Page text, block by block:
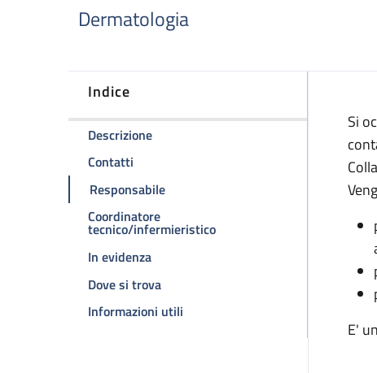
Dermatologia
Indice
Descrizionedella pagina Ambulatorio di allergologia
Contatti della pagina Ambulatorio di allergologia
Responsabiledella pagina Ambulatorio di
Coordinatore
tecnico/infermieristicodella pagina Ambulatorio di
In evidenzadella pagina Ambulatorio di allergologia
Dove si trovadella pagina Ambulatorio di
Informazioni utili
Si
E'